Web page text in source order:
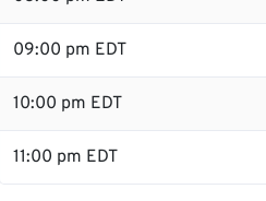
09:00 pm EDT
10:00 pm EDT
11:00 pm EDT